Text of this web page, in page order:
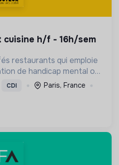
restaurants qui emploie
de handicap mental ou
sa croissance au
déjà plusieurs cafés.
CDI
Paris, France